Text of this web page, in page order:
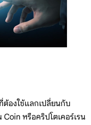
องใช้แลกเปลี่ยนกับ
หรือคริปโตเคอร์เรน